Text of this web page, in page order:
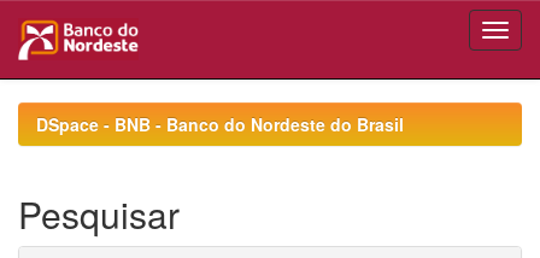
navigationDSpace - BNB - Banco do Nordeste do Brasil
Pesquisar